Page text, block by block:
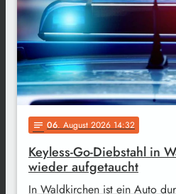
notes 06. August 2026 14:32
Keyless-Go-Diebstahl in
wieder aufgetaucht
In Waldkirchen ist ein Auto